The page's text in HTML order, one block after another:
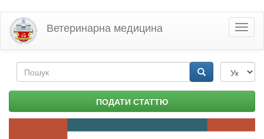
Перейти
основного
матеріалу
Ветеринарна медицина
Пошукова
форма ПОДАТИ СТАТТЮ